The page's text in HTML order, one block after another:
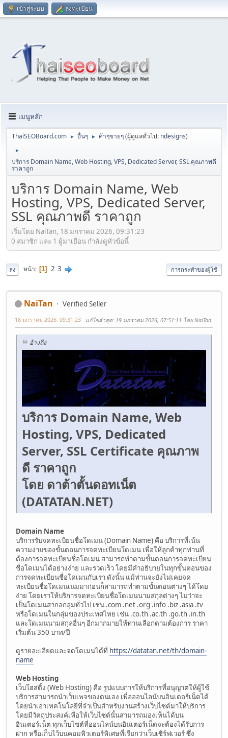
เข้าสู่ระบบ ลงทะเบียน
เมนูหลัก
ThaiSEOBoard.com ► อื่นๆ ► ค้าๆขายๆ(ผู้ดูแลทั่วไป: ndesigns)
►
บริการ Domain Name, Web Hosting, VPS, Dedicated Server, SSL คุณภาพดี
ราคาถูก
บริการ Domain Name, Web
Hosting, VPS, Dedicated Server,
SSL คุณภาพดี ราคาถูก
เริ่มโดย NaiTan, 18 มกราคม 2026, 09:31:23
0 สมาชิก และ 1 ผู้มาเยือน กำลังดูหัวข้อนี้
ลง หน้า 1 2 3 การกระทำของผู้ใช้
NaiTan Verified Seller
18 มกราคม 2026, 09:31:23 แก้ไขล่าสุด: 19 มกราคม 2026, 07:51:11 โดย NaiTan
อ้างถึง
บริการ Domain Name, Web
Hosting, VPS, Dedicated
Server, SSL Certificate คุณภาพ
ดี ราคาถูก
โดย ดาต้าตั้นดอทเน็ต
(DATATAN.NET)
Domain Name
บริการรับจดทะเบียนชื่อโดเมน (Domain Name) คือ บริการที่เน้น
ความง่ายของขั้นตอนการจดทะเบียนโดเมน เพื่อให้ลูกค้าทุกท่านที่
ต้องการจดทะเบียนชื่อโดเมน สามารถทำตามขั้นตอนการจดทะเบียน
ชื่อโดเมนได้อย่างง่าย และรวดเร็ว โดยมีคำอธิบายในทุกขั้นตอนของ
การจดทะเบียนชื่อโดเมนกับเรา ดังนั้น แม้ท่านจะยังไม่เคยจด
ทะเบียนชื่อโดเมนเนมมาก่อนก็สามารถทำตามขั้นตอนต่างๆ ได้โดย
ง่าย โดยเราให้บริการจดทะเบียนชื่อโดเมนนามสกุลต่างๆ ไม่ว่าจะ
เป็นโดเมนสากลกลุ่มทั่วไป เช่น .com .net .org .info .biz .asia .tv
หรือโดเมนในกลุ่มของประเทศไทย เช่น .co.th .ac.th .go.th .in.th
และโดเมนนามสกุลอื่นๆ อีกมากมายให้ท่านเลือกตามต้องการ ราคา
เริ่มต้น 350 บาท/ปี
ดูรายละเอียดและจดโดเมนได้ที่ https://datatan.net/th/domain-
name
Web Hosting
เว็บโฮสติ้ง (Web Hosting) คือ รูปแบบการให้บริการที่อนุญาตให้ผู้ใช้
บริการสามารถนำเว็บเพจของตนเอง เพื่อออนไลน์บนอินเตอร์เน็ตได้
โดยนำเอาเทคโนโลยีที่จำเป็นสำหรับงานสร้างเว็บไซต์มาให้บริการ
โดยมีวัตถุประสงค์เพื่อให้เว็บไซต์นั้นสามารถมองเห็นได้บน
อินเตอร์เน็ต ทุกเว็บไซต์ที่ออนไลน์บนอินเตอร์เน็ตจะต้องได้รับการ
ฝาก หรือเก็บไว้บนคอมพิวเตอร์พิเศษที่เรียกว่าเว็บเซิร์ฟเวอร์ ซึ่ง